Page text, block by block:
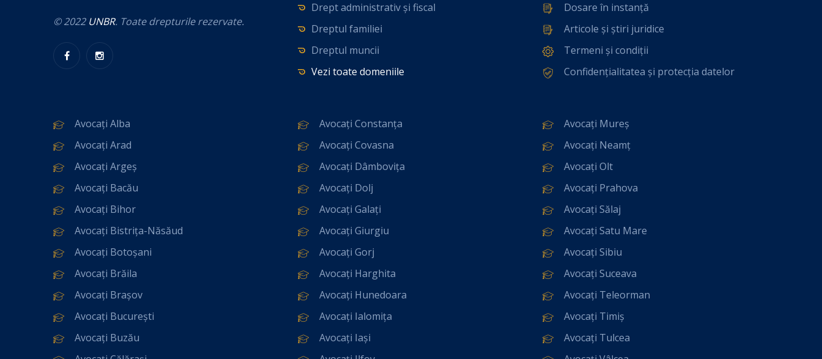
© 2022 UNBR. Toate drepturile rezervate.
Drept administrativ și fiscal
Dreptul familiei
Dreptul muncii
Vezi toate domeniile
Dosare în instanță
Articole și știri juridice
Termeni și condiții
Confidențialitatea și protecția datelor
Avocați Alba
Avocați Arad
Avocați Argeș
Avocați Bacău
Avocați Bihor
Avocați Bistrița-Năsăud
Avocați Botoșani
Avocați Brăila
Avocați Brașov
Avocați București
Avocați Buzău
Avocați Constanța
Avocați Covasna
Avocați Dâmbovița
Avocați Dolj
Avocați Galați
Avocați Giurgiu
Avocați Gorj
Avocați Harghita
Avocați Hunedoara
Avocați Ialomița
Avocați Iași
Avocați Mureș
Avocați Neamț
Avocați Olt
Avocați Prahova
Avocați Sălaj
Avocați Satu Mare
Avocați Sibiu
Avocați Suceava
Avocați Teleorman
Avocați Timiș
Avocați Tulcea